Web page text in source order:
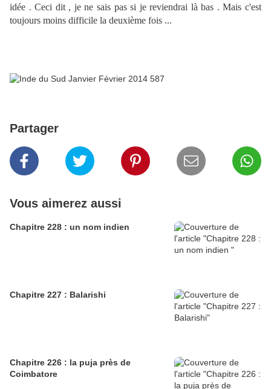
idée . Ceci dit , je ne sais pas si je reviendrai là bas . Mais c'est
toujours moins difficile la deuxième fois ...
Partager
Vous aimerez aussi
Chapitre 228 : un nom indien
Chapitre 227 : Balarishi
Chapitre 226 : la puja près de
Coimbatore